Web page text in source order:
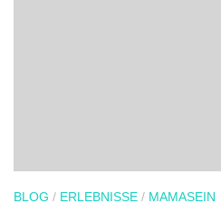
BLOG / ERLEBNISSE / MAMASEIN